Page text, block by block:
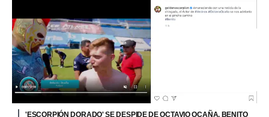
'ESCORPIÓN DORADO' SE DESPIDE DE OCTAVIO OCAÑA, BENITO